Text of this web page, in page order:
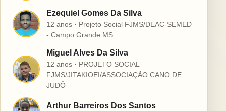
E
Ezequiel Gomes Da Silva
12 anos · Projeto Social FJMS/DEAC-SEMED
- Campo Grande MS
M
Miguel Alves Da Silva
12 anos · PROJETO SOCIAL
FJMS/JITAKIOEI/ASSOCIAÇÃO CANO DE
JUDÔ
Arthur Barreiros Dos Santos